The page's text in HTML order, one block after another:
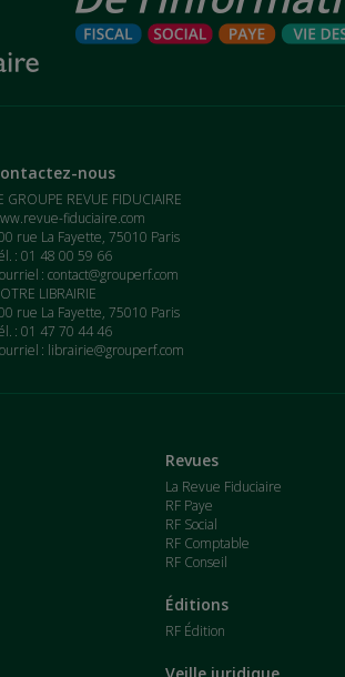
nous
GROUPE REVUE FIDUCIAIRE
fiduciaire.com
rue La Fayette, 75010 Paris
: 01 48 00 59 66
: contact@grouperf.com
LIBRAIRIE
rue La Fayette, 75010 Paris
: 01 47 70 44 46
: librairie@grouperf.com
Revues
La Revue Fiduciaire
RF Paye
RF Social
RF Comptable
RF Conseil
Éditions
RF Édition